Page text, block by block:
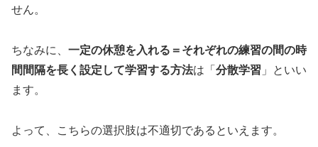
せん。
ちなみに、 一定の休憩を入れる＝それぞれの練習の間の時
間間隔を長く設定して学習する方法は「 分散学習 」といい
ます。
よって、こちらの選択肢は不適切であるといえます。